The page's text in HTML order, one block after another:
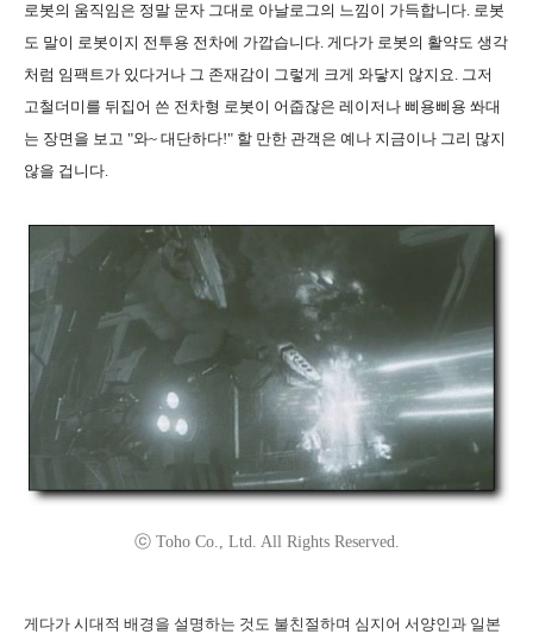
로봇의 움직임은 정말 문자 그대로 아날로그의 느낌이 가득합니다. 로봇
도 말이 로봇이지 전투용 전차에 가깝습니다. 게다가 로봇의 활약도 생각
처럼 임팩트가 있다거나 그 존재감이 그렇게 크게 와닿지 않지요. 그저
고철더미를 뒤집어 쓴 전차형 로봇이 어줍잖은 레이저나 삐용삐용 쏴대
는 장면을 보고 "와~ 대단하다!" 할 만한 관객은 예나 지금이나 그리 많지
않을 겁니다.
ⓒ Toho Co., Ltd. All Rights Reserved.
게다가 시대적 배경을 설명하는 것도 불친절하며 심지어 서양인과 일본